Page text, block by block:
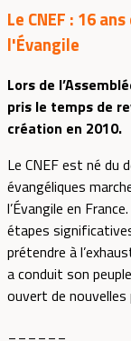
Le CNEF : 16
l'Évangile
Lors de
pris le temps de
création en 2010.
Le CNEF est né du
évangéliques
l’Évangile en
étapes
prétendre à
a conduit son
ouvert de